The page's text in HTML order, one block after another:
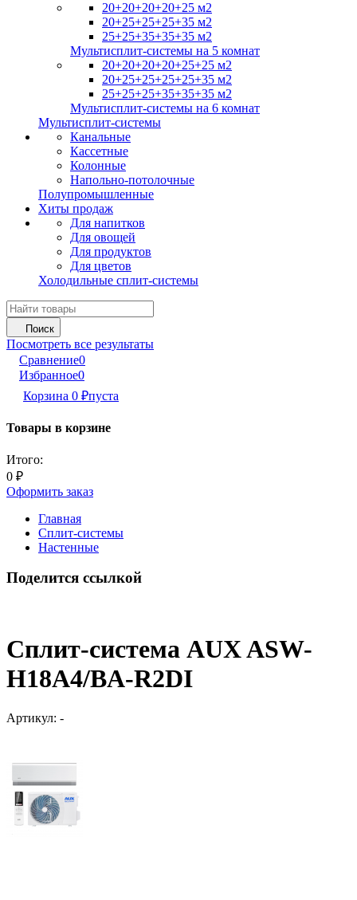
20+20+20+20+25 м2
20+25+25+25+35 м2
25+25+35+35+35 м2
Мультисплит-системы на 5 комнат
20+20+20+20+25+25 м2
20+25+25+25+25+35 м2
25+25+25+35+35+35 м2
Мультисплит-системы на 6 комнат
Мультисплит-системы
Канальные
Кассетные
Колонные
Напольно-потолочные
Полупромышленные
Хиты продаж
Для напитков
Для овощей
Для продуктов
Для цветов
Холодильные сплит-системы
Поиск
Посмотреть все результаты
Сравнение0
Избранное0
Корзина 0 ₽пуста
Товары в корзине
Итого:
0 ₽
Оформить заказ
Главная
Сплит-системы
Настенные
Поделится ссылкой
Сплит-система AUX ASW-
H18A4/BA-R2DI
Артикул: -